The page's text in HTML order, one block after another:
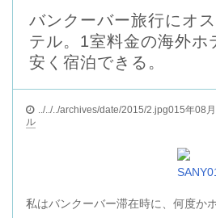
バンクーバー旅行にオ
テル。1室料金の海外ホ
安く宿泊できる。
../../../archives/date/2015/2.jpg015年08月
ル
私はバンクーバー滞在時に、何度か